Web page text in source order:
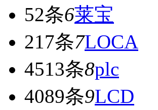
52条6莱宝
217条7LOCA
4513条8plc
4089条9LCD